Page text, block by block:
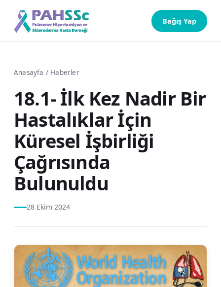
Bağış Yap
Anasayfa / Haberler
18.1- İlk Kez Nadir Bir
Hastalıklar İçin
Küresel İşbirliği
Çağrısında
Bulunuldu
28 Ekim 2024